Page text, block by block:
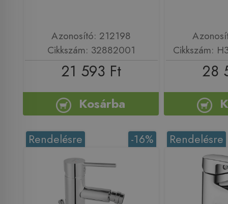
Azonosító: 212198
Cikkszám: 32882001
21 593 Ft
Kosárba
Cikkszám:
28
-16%
Rendelésre Rendelésre